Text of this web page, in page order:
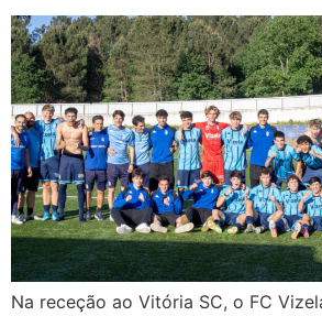
Na receção ao Vitória SC, o FC